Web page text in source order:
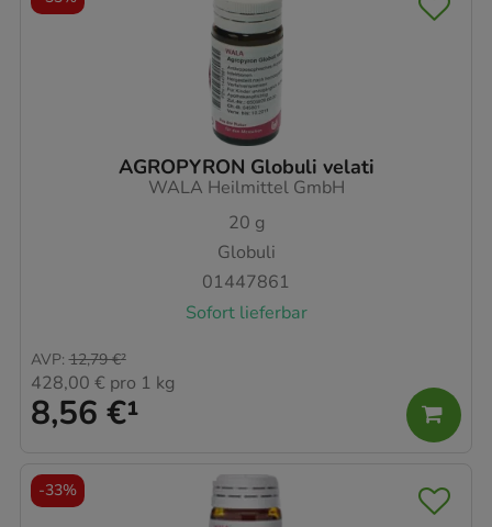
AGROPYRON Globuli velati
WALA Heilmittel GmbH
20 g
Globuli
01447861
Sofort lieferbar
8,56 €¹
AVP: 12,79 €²
428,00 € pro 1 kg
-33%